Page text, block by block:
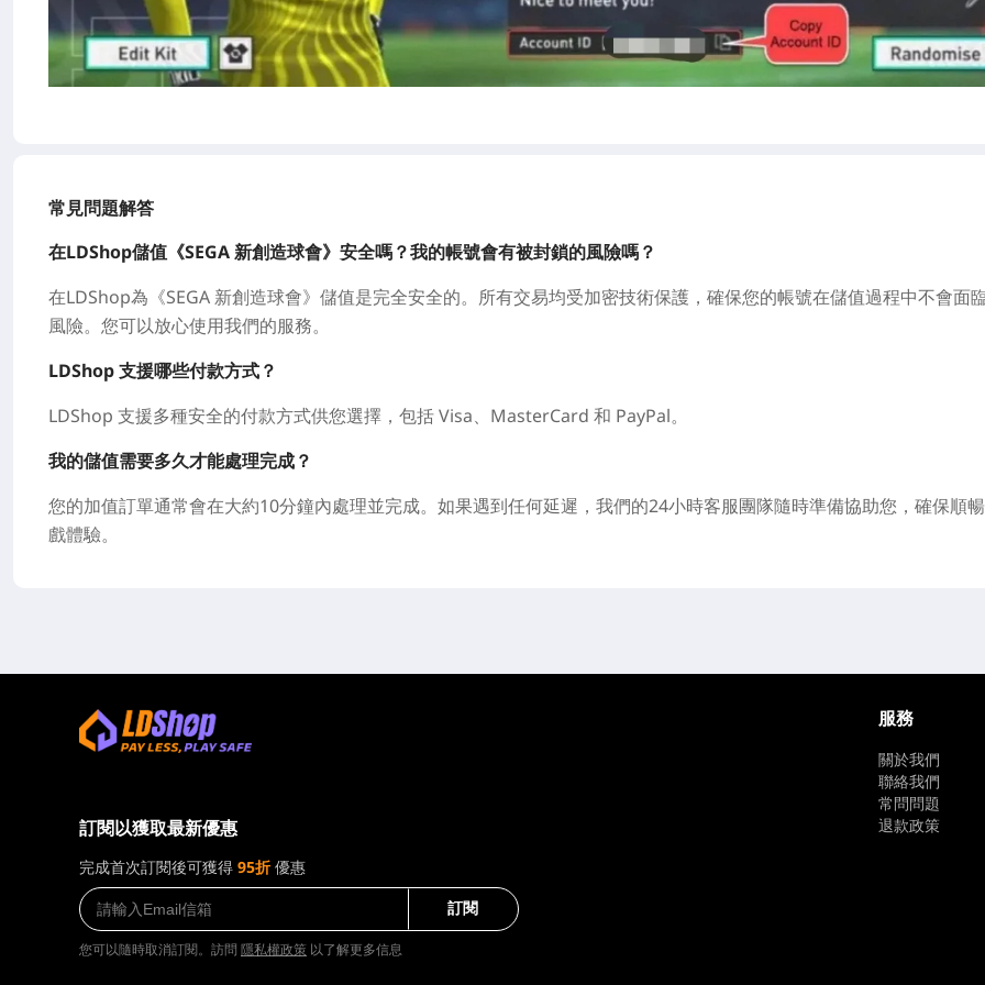
常見問題解答
在LDShop儲值《SEGA 新創造球會》安全嗎？我的帳號會有被封鎖的風險嗎？
在LDShop為《SEGA 新創造球會》儲值是完全安全的。所有交易均受加密技術保護，確保您的帳號在儲值過程中不會面
風險。您可以放心使用我們的服務。
LDShop 支援哪些付款方式？
LDShop 支援多種安全的付款方式供您選擇，包括 Visa、MasterCard 和 PayPal。
我的儲值需要多久才能處理完成？
您的加值訂單通常會在大約10分鐘內處理並完成。如果遇到任何延遲，我們的24小時客服團隊隨時準備協助您，確保順
戲體驗。
訂閱以獲取最新優惠
完成首次訂閱後可獲得 95折優惠
訂閱
您可以隨時取消訂閱。訪問 隱私權政策 以了解更多信息
服務
關於我們
聯絡我們
常問問題
退款政策